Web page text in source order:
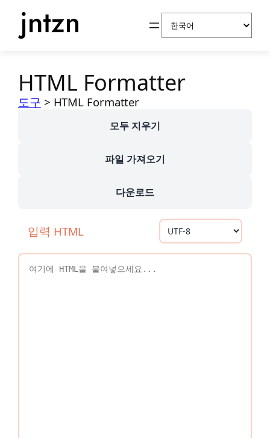
language
HTML Formatter
도구 > HTML Formatter
모두 지우기
파일 가져오기
다운로드
입력 HTML